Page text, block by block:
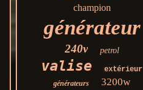
champion
générateur
240v petrol
valise
extérieur
générateurs
3200w